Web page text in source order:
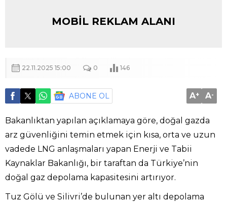
MOBİL REKLAM ALANI
22.11.2025 15:00 0 146
ABONE OL A+ A-
Bakanlıktan yapılan açıklamaya göre, doğal gazda
arz güvenliğini temin etmek için kısa, orta ve uzun
vadede LNG anlaşmaları yapan Enerji ve Tabii
Kaynaklar Bakanlığı, bir taraftan da Türkiye’nin
doğal gaz depolama kapasitesini artırıyor.
Tuz Gölü ve Silivri’de bulunan yer altı depolama